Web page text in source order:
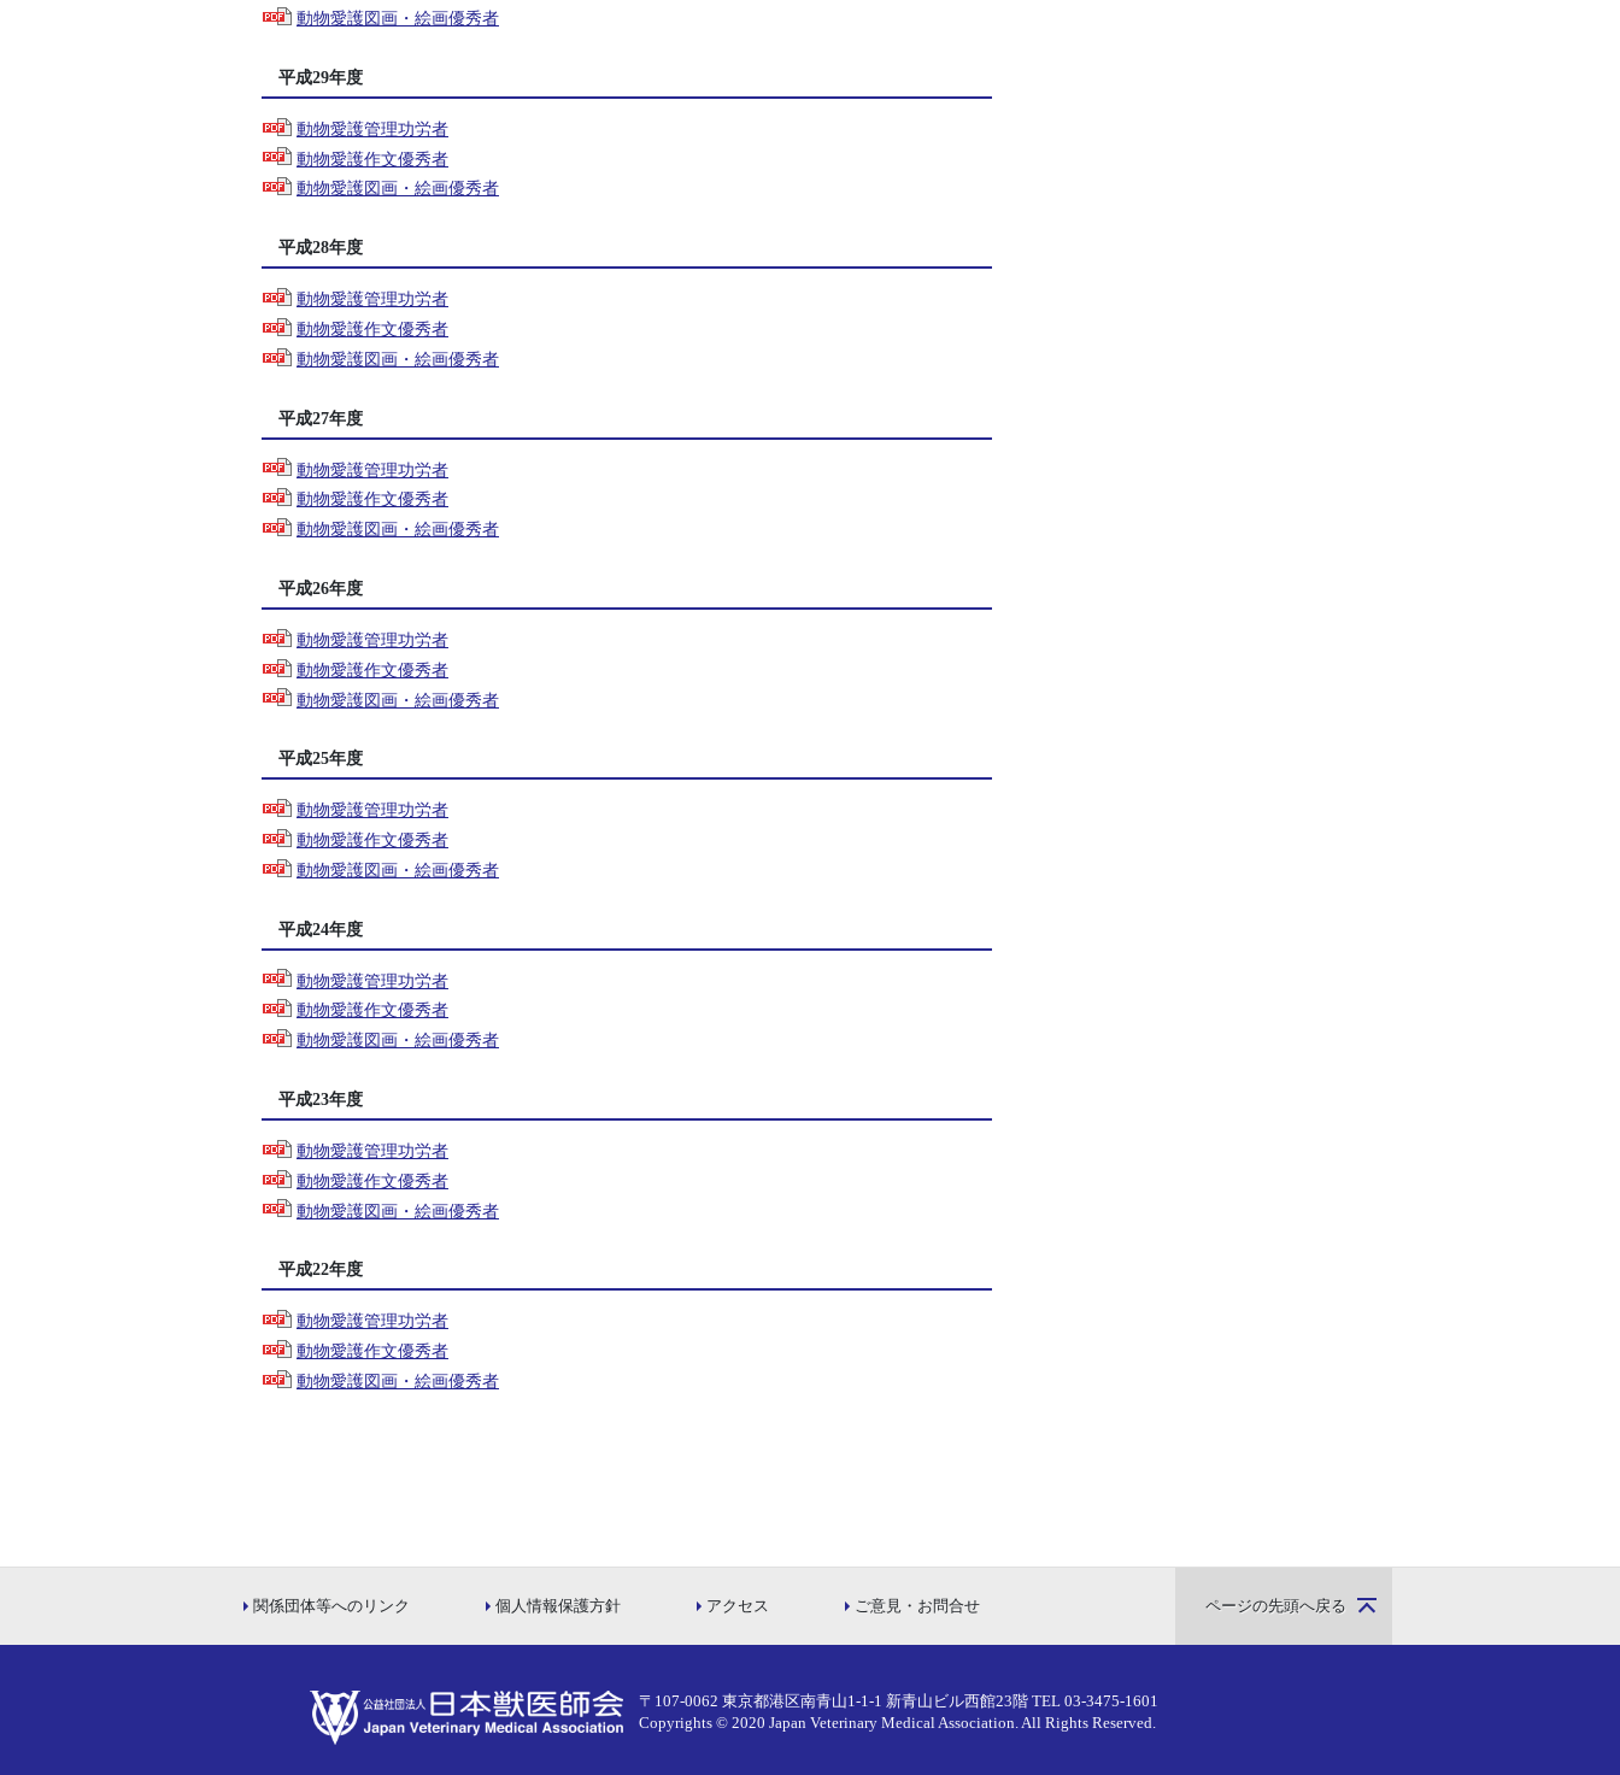
動物愛護図画・絵画優秀者
平成29年度
動物愛護管理功労者
動物愛護作文優秀者
動物愛護図画・絵画優秀者
平成28年度
動物愛護管理功労者
動物愛護作文優秀者
動物愛護図画・絵画優秀者
平成27年度
動物愛護管理功労者
動物愛護作文優秀者
動物愛護図画・絵画優秀者
平成26年度
動物愛護管理功労者
動物愛護作文優秀者
動物愛護図画・絵画優秀者
平成25年度
動物愛護管理功労者
動物愛護作文優秀者
動物愛護図画・絵画優秀者
平成24年度
動物愛護管理功労者
動物愛護作文優秀者
動物愛護図画・絵画優秀者
平成23年度
動物愛護管理功労者
動物愛護作文優秀者
動物愛護図画・絵画優秀者
平成22年度
動物愛護管理功労者
動物愛護作文優秀者
動物愛護図画・絵画優秀者
関係団体等へのリンク 個人情報保護方針 アクセス ご意見・お問合せ ページの先頭へ戻る
〒107-0062 東京都港区南青山1-1-1 新青山ビル西館23階 TEL 03-3475-1601
Copyrights © 2020 Japan Veterinary Medical Association.All Rights Reserved.